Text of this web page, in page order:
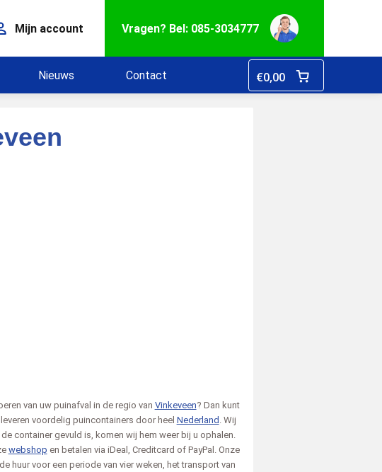
Mijn account Vragen? Bel: 085-3034777
Nieuws Contact €0,00
van uw puinafval in de regio van Vinkeveen? Dan kunt
voordelig puincontainers door heel Nederland . Wij
container gevuld is, komen wij hem weer bij u ophalen.
webshop en betalen via iDeal, Creditcard of PayPal. Onze
huur voor een periode van vier weken, het transport van
Peter
Bert